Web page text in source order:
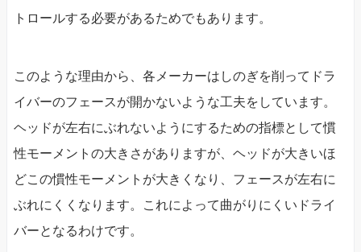
トロールする必要があるためでもあります。
このような理由から、各メーカーはしのぎを削ってドラ
イバーのフェースが開かないような工夫をしています。
ヘッドが左右にぶれないようにするための指標として慣
性モーメントの大きさがありますが、ヘッドが大きいほ
どこの慣性モーメントが大きくなり、フェースが左右に
ぶれにくくなります。これによって曲がりにくいドライ
バーとなるわけです。